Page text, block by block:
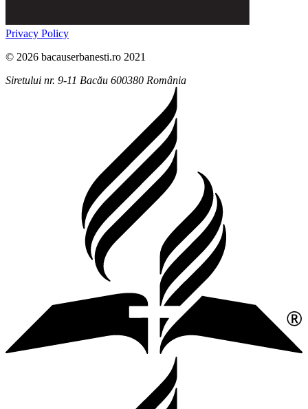
Privacy Policy
© 2026 bacauserbanesti.ro 2021
Siretului nr. 9-11 Bacău 600380 România